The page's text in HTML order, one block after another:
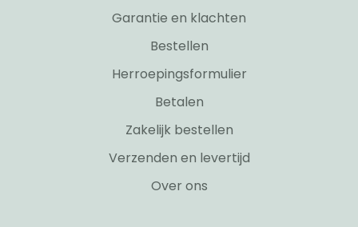
Garantie en klachten
Bestellen
Herroepingsformulier
Betalen
Zakelijk bestellen
Verzenden en levertijd
Over ons